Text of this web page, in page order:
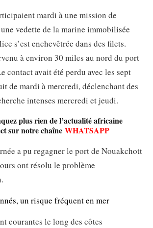
mardi à une mission de
vedette de la marine immobilisée
s’est enchevêtrée dans des filets.
à environ 30 miles au nord du port
contact avait été perdu avec les sept
de mardi à mercredi, déclenchant des
intenses mercredi et jeudi.
plus rien de l’actualité africaine
sur notre chaîne WHATSAPP
a pu regagner le port de Nouakchott
ont résolu le problème
un risque fréquent en mer
courantes le long des côtes